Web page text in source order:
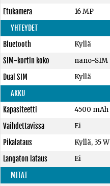
Etukamera
16 MP
YHTEYDET
Bluetooth
Kyllä
SIM-kortin koko
nano-SIM
Dual SIM
Kyllä
AKKU
Kapasiteetti
4500 mAh
Vaihdettavissa
Ei
Pikalataus
Kyllä, 35 W
Langaton lataus
Ei
MITAT